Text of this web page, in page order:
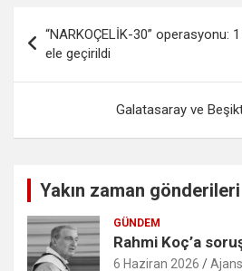
gezinmesi
“NARKOÇELİK-30” operasyonu:
ele geçirildi
Galatasaray ve
Yakın zaman gönderileri
GÜNDEM
Rahmi Koç’a
6 Haziran 2026